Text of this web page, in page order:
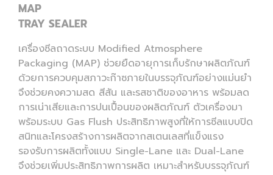
MAP
TRAY SEALER
เครื่องซีลถาดระบบ Modified Atmosphere
Packaging (MAP) ช่วยยืดอายุการเก็บรักษาผลิตภัณฑ์
ด้วยการควบคุมสภาวะก๊าซภายในบรรจุภัณฑ์อย่างแม่นยำ
จึงช่วยคงความสด สีสัน และรสชาติของอาหาร พร้อมลด
การเน่าเสียและการปนเปื้อนของผลิตภัณฑ์ ตัวเครื่องมา
พร้อมระบบ Gas Flush ประสิทธิภาพสูงที่ให้การซีลแบบปิด
สนิทและโครงสร้างการผลิตจากสเตนเลสที่แข็งแรง
รองรับการผลิตทั้งแบบ Single-Lane และ Dual-Lane
จึงช่วยเพิ่มประสิทธิภาพการผลิต เหมาะสำหรับบรรจุภัณฑ์